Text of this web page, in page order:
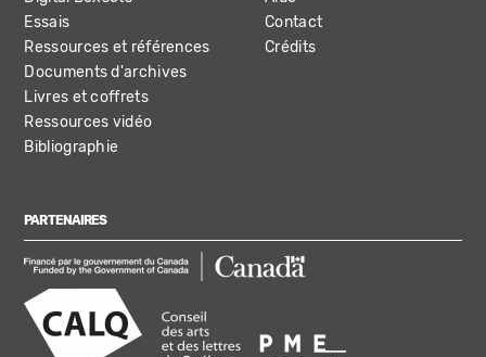
Essais
Ressources et références
Documents d'archives
Livres et coffrets
Ressources vidéo
Bibliographie
Contact
Crédits
PARTENAIRES